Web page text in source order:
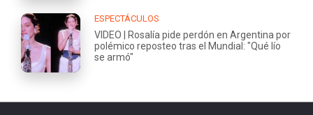
ESPECTÁCULOS
VIDEO | Rosalía pide perdón en Argentina por
polémico reposteo tras el Mundial: "Qué lío
se armó"